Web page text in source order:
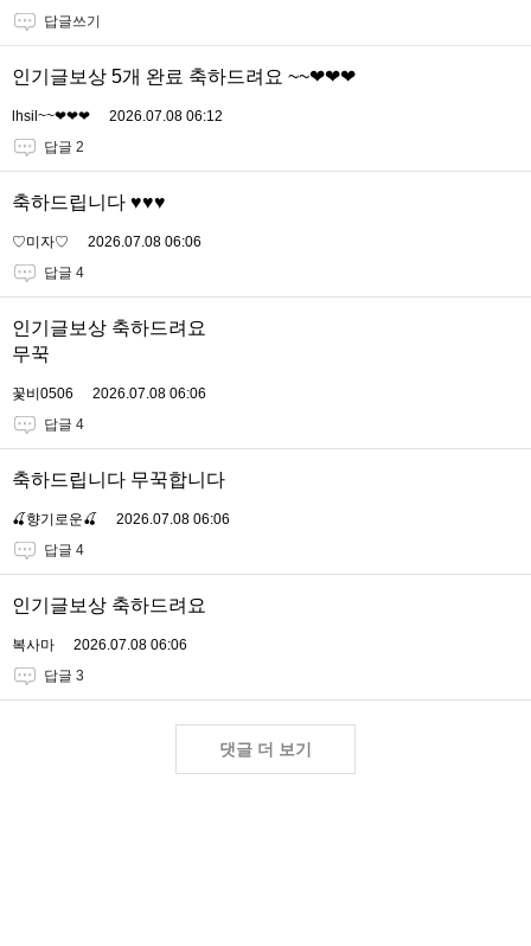
답글쓰기
인기글보상 5개 완료 축하드려요 ~~❤❤❤
lhsil~~❤❤❤
2026.07.08 06:12
답글 2
축하드립니다 ♥️♥️♥️
♡미자♡
2026.07.08 06:06
답글 4
인기글보상 축하드려요
무꾹
꽃비0506
2026.07.08 06:06
답글 4
축하드립니다 무꾹합니다
🍒향기로운🍒
2026.07.08 06:06
답글 4
인기글보상 축하드려요
복사마
2026.07.08 06:06
답글 3
댓글 더 보기